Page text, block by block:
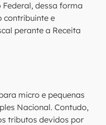
dessa forma
contribuinte e
perante a Receita
micro e pequenas
Nacional. Contudo,
tributos devidos por